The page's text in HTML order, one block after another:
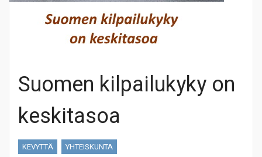
Suomen kilpailukyky on
keskitasoa
KEVYTTÄ
YHTEISKUNTA